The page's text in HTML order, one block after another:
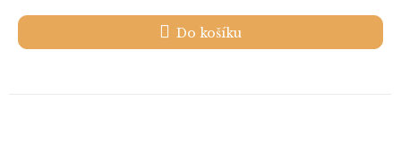
Do košíku